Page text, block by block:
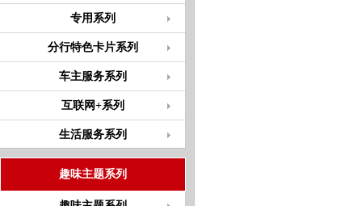
专用系列
分行特色卡片系列
车主服务系列
互联网+系列
生活服务系列
趣味主题系列